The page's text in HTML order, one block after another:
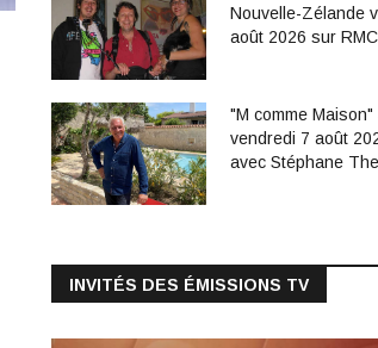
Nouvelle-Zélande
août 2026 sur
"M comme
vendredi 7 août
avec Stéphane
INVITÉS DES ÉMISSIONS TV